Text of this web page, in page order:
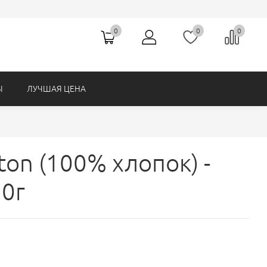
0 0 0
ЛУЧШАЯ ЦЕНА
(100% хлопок) -